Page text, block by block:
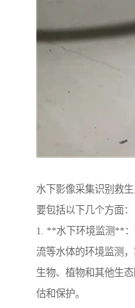
水下影像采集识别救
要包括以下几个方面：
1. **水下环境监测**
流等水体的环境监测
生物、植物和其他生
估和保护。